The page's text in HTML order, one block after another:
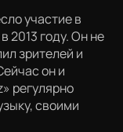
участие в
2013 году. Он не
зрителей и
он и
регулярно
своими